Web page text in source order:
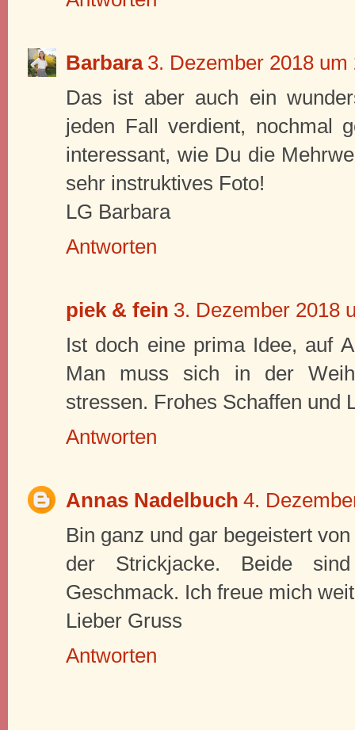
Barbara 3. Dezember 2018 um
Das ist aber auch ein
jeden Fall verdient, nochmal
interessant, wie Du die
sehr instruktives Foto!
LG Barbara
Antworten
piek & fein 3. Dezember 2018
Ist doch eine prima Idee, auf
Man muss sich in der
stressen. Frohes Schaffen und
Antworten
Annas Nadelbuch 4.
Bin ganz und gar begeistert
der Strickjacke. Beide
Geschmack. Ich freue mich
Lieber Gruss
Antworten